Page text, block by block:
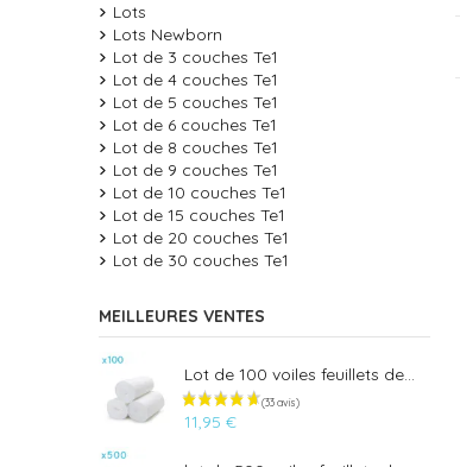
Lots
Lots Newborn
Lot de 3 couches Te1
Lot de 4 couches Te1
Lot de 5 couches Te1
Lot de 6 couches Te1
Lot de 8 couches Te1
Lot de 9 couches Te1
Lot de 10 couches Te1
Lot de 15 couches Te1
Lot de 20 couches Te1
Lot de 30 couches Te1
MEILLEURES VENTES
Lot de 100 voiles feuillets de...
11,95 €